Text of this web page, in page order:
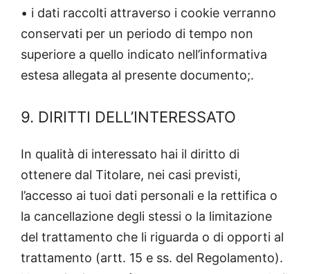
• i dati raccolti attraverso i cookie verranno
conservati per un periodo di tempo non
superiore a quello indicato nell’informativa
estesa allegata al presente documento;.
9. DIRITTI DELL’INTERESSATO
In qualità di interessato hai il diritto di
ottenere dal Titolare, nei casi previsti,
l’accesso ai tuoi dati personali e la rettifica o
la cancellazione degli stessi o la limitazione
del trattamento che li riguarda o di opporti al
trattamento (artt. 15 e ss. del Regolamento).